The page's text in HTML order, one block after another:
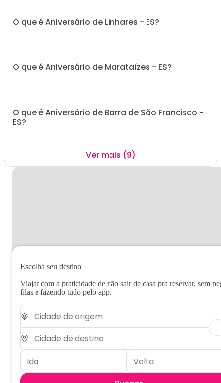
O que é Aniversário de Linhares - ES?
O que é Aniversário de Marataízes - ES?
O que é Aniversário de Barra de São Francisco -
ES?
Ver mais (9)
Escolha seu destino
Viajar com a praticidade de não sair de casa pra reservar, sem
filas e fazendo tudo pelo app.